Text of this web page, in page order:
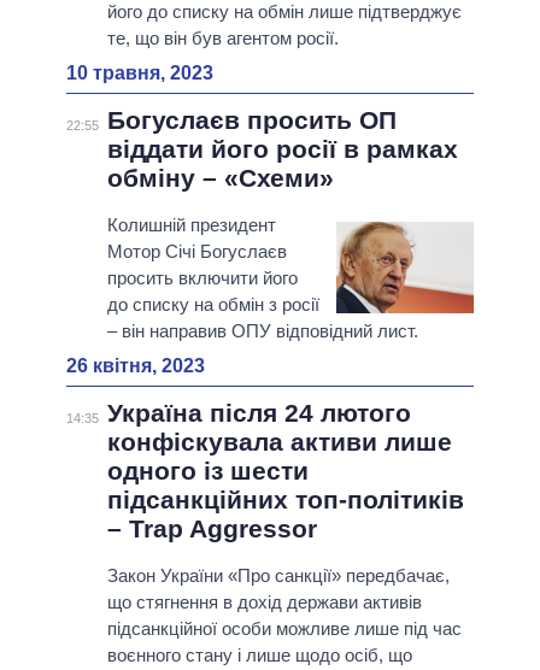
його до списку на обмін лише підтверджує
те, що він був агентом росії.
10 травня, 2023
22:55
Богуслаєв просить ОП
віддати його росії в рамках
обміну – «Схеми»
Колишній президент
Мотор Січі Богуслаєв
просить включити його
до списку на обмін з росії
– він направив ОПУ відповідний лист.
26 квітня, 2023
14:35 Україна після 24 лютого
конфіскувала активи лише
одного із шести
підсанкційних топ-політиків
– Trap Aggressor
Закон України «Про санкції» передбачає,
що стягнення в дохід держави активів
підсанкційної особи можливе лише під час
воєнного стану і лише щодо осіб, що